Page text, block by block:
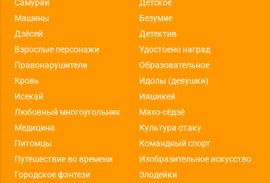
Самураи
Детское
Машины
Безумие
Дзёсей
Детектив
Взрослые персонажи
Удостоено наград
Правонарушители
Образовательное
Кровь
Идолы (девушки)
Исекай
Ияшикей
Любовный многоугольник
Махо-сёдзё
Медицина
Культура отаку
Питомцы
Командный спорт
Путешествие во времени
Изобразительное искусство
Городское фэнтези
Злодейки